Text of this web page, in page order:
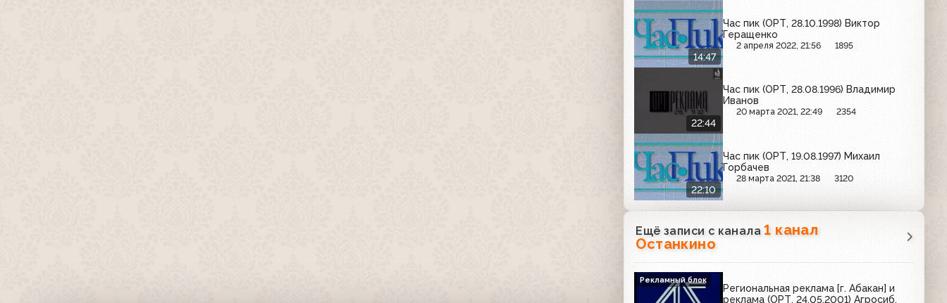
14:47
Час пик (ОРТ, 28.10.1998) Виктор
Геращенко
2 апреля 2022, 21:56 1895
22:44
Час пик (ОРТ, 28.08.1996) Владимир
Иванов
20 марта 2021, 22:49 2354
22:10
Час пик (ОРТ, 19.08.1997) Михаил
Горбачев
28 марта 2021, 21:38 3120
Ещё записи с канала1 канал
Останкино
Региональная реклама [г. Абакан] и
реклама (ОРТ, 24.05.2001) Агросиб,
Рекламный блок